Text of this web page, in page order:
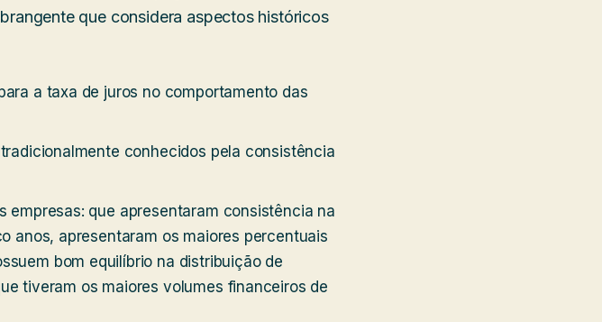
que considera aspectos históricos
a taxa de juros no comportamento das
conhecidos pela consistência
que apresentaram consistência na
anos, apresentaram os maiores percentuais
bom equilíbrio na distribuição de
tiveram os maiores volumes financeiros de